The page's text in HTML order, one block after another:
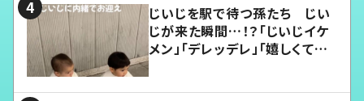
じいじを駅で待つ孫たち じい
じが来た瞬間…！？「じいじイケ
メン」「デレッデレ」「嬉しくて可